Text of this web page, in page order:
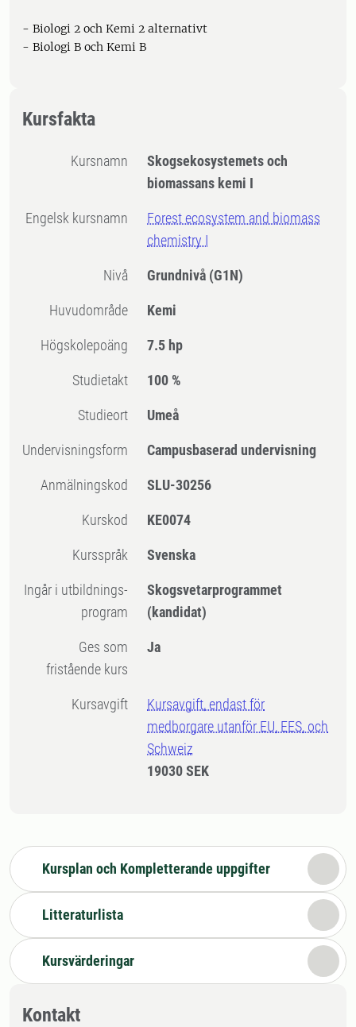
- Biologi 2 och Kemi 2 alternativt
- Biologi B och Kemi B
Kursfakta
Kursnamn
Skogsekosystemets och
biomassans kemi I
Engelsk kursnamn
Forest ecosystem and biomass
chemistry I
Nivå Grundnivå (G1N)
Huvudområde Kemi
högskolepoäng 7.5 hp
Studietakt 100 %
Studieort Umeå
Undervisningsform Campusbaserad undervisning
Anmälningskod SLU-30256
Kurskod KE0074
Kursspråk Svenska
Ingår i utbildnings-
program
Skogsvetarprogrammet
(kandidat)
Ges som
fristående kurs
Ja
Kursavgift
Kursavgift, endast för
medborgare utanför EU, EES, och
Schweiz
19030 SEK
Kursplan och Kompletterande uppgifter
Litteraturlista
Kursvärderingar
Kontakt